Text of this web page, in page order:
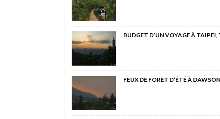
BUDGET D’UN VOYAGE À
FEUX DE FORÊT D’ÉTÉ À